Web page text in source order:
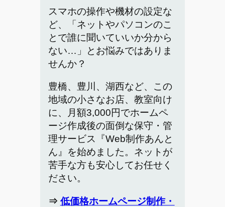
スマホの操作や機材の設定な
ど、「ネットやパソコンのこ
とで誰に聞いていいか分から
ない…」とお悩みではありま
せんか？
豊橋、豊川、湖西など、この
地域の小さなお店、教室向け
に、月額3,000円でホームペ
ージ作成後の面倒な保守・管
理サービス『Web制作あんと
ん』を始めました。ネットが
苦手な方も安心してお任せく
ださい。
⇒ 低価格ホームページ制作・